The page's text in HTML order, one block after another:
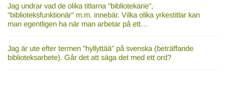
Jag undrar vad de olika titlarna "bibliotekarie",
"biblioteksfunktionär" m.m. innebär. Vilka olika yrkestitlar kan
man egentligen ha när man arbetar på ett…
Jag är ute efter termen "hyllyttää" på svenska (beträffande
biblioteksarbete). Går det att säga det med ett ord?